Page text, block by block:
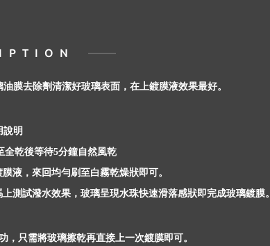
膜去除劑清潔好玻璃表面，在上鍍膜液效果最好。
說明
全乾後等待5分鐘自然風乾
液，來回均勻刷至白霧乾燥狀即可。
測試潑水效果，玻璃呈現水珠快速滑落感狀即完成玻璃鍍膜。
只需將玻璃擦乾再直接上一次鍍膜即可。